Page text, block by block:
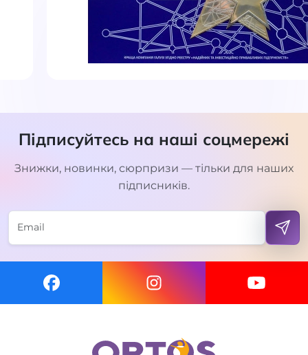
Підписуйтесь на наші соцмережі
Знижки, новинки, сюрпризи — тільки для наших
підписників.